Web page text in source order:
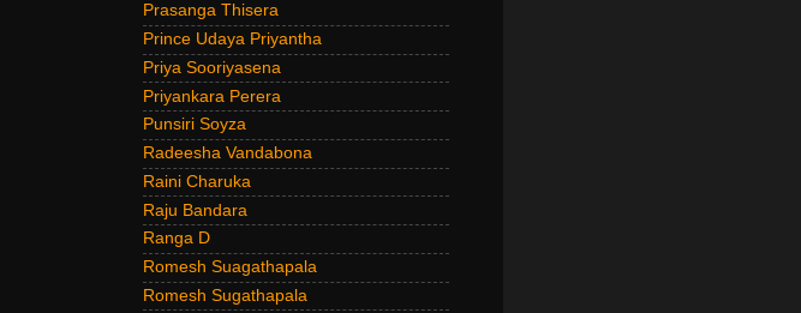
Prasanga Thisera
Prince Udaya Priyantha
Priya Sooriyasena
Priyankara Perera
Punsiri Soyza
Radeesha Vandabona
Raini Charuka
Raju Bandara
Ranga D
Romesh Suagathapala
Romesh Sugathapala